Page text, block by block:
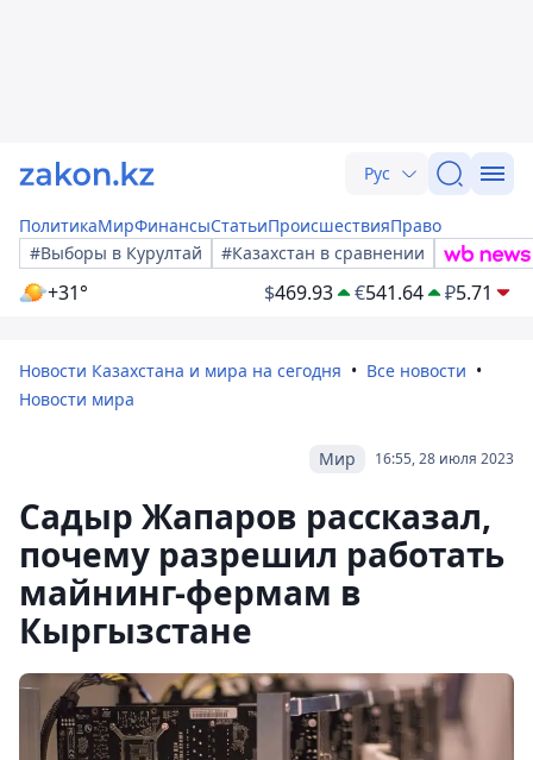
Рус
ПолитикаМирФинансыСтатьиПроисшествияПраво
#Выборы в Курултай
#Казахстан в сравнении
+31° $469.93 €541.64 ₽5.71
Новости Казахстана и мира на сегодня
Все новости
Новости мира
16:55, 28 июля 2023
Мир
Садыр Жапаров рассказал,
почему разрешил работать
майнинг-фермам в
Кыргызстане